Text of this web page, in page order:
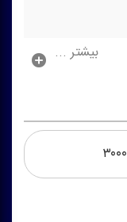
بیشتر ...